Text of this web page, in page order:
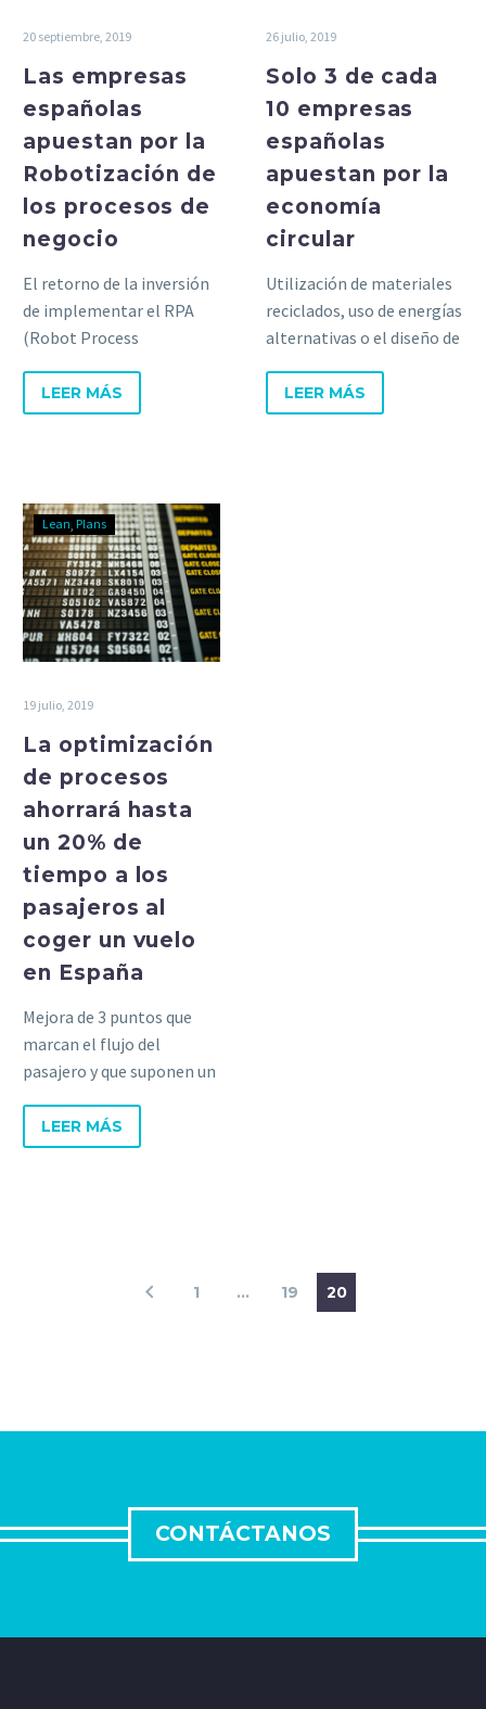
20 septiembre, 2019
Las empresas
españolas
apuestan por la
Robotización de
los procesos de
negocio
El retorno de la inversión
de implementar el RPA
(Robot Process
estrategia adecuada es
inferior a 6 meses.
LEER MÁS
26 julio, 2019
Solo 3 de cada
10 empresas
españolas
apuestan por la
economía
circular
Utilización de materiales
reciclados, uso de energías
alternativas o el diseño de
las apuestas de las
empresas.
LEER MÁS
Lean Plans
19 julio, 2019
La optimización
de procesos
ahorrará hasta
un 20% de
tiempo a los
pasajeros al
coger un vuelo
en España
Mejora de 3 puntos que
marcan el flujo del
pasajero y que suponen un
In, control de seguridad y
proceso de embarque.
LEER MÁS
1 … 19 20
CONTÁCTANOS